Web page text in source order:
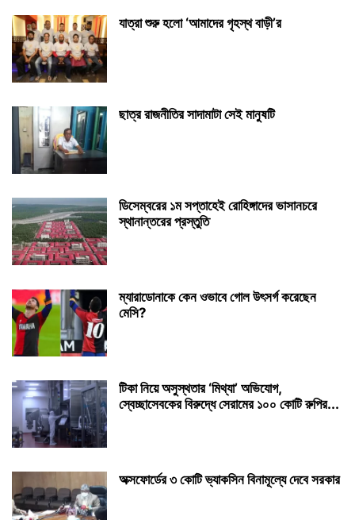
যাত্রা শুরু হলো ‘আমাদের গৃহস্থ বাড়ী’র
ছাত্র রাজনীতির সাদামাটা সেই মানুষটি
ডিসেম্বরের ১ম সপ্তাহেই রোহিঙ্গাদের ভাসানচরে
স্থানান্তরের প্রস্তুতি
ম্যারাডোনাকে কেন ওভাবে গোল উৎসর্গ করেছেন
মেসি?
টিকা নিয়ে অসুস্থতার ‘মিথ্যা’ অভিযোগ,
স্বেচ্ছাসেবকের বিরুদ্ধে সেরামের ১০০ কোটি রুপির...
অক্সফোর্ডের ৩ কোটি ভ্যাকসিন বিনামূল্যে দেবে সরকার